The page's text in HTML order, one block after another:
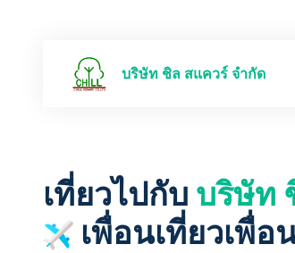
บริษัท ชิล สแควร์ จำกัด
เที่ยวไปกับ บริษัท
เพื่อนเที่ยวเพื่